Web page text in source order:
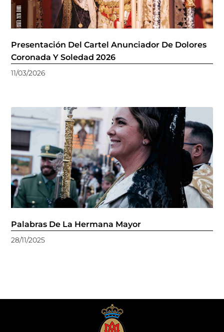
Presentación Del Cartel Anunciador De Dolores
Coronada Y Soledad 2026
11/03/2026
Palabras De La Hermana Mayor
28/11/2025